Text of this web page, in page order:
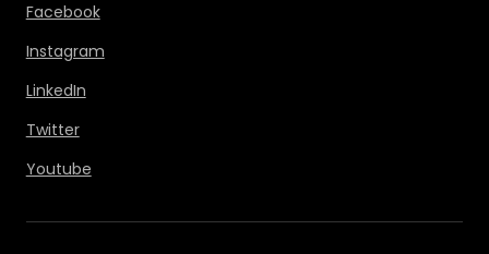
Facebook
Instagram
LinkedIn
Twitter
Youtube